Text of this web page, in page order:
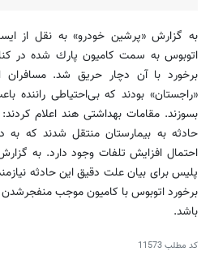
به گزارش «پرشین خودرو» به نقل از
اتوبوس به سمت كامیون پارك شده در
برخورد با آن دچار حریق شد.
بسوزند. مقامات بهداشتی هند اعلام
حادثه به بیمارستان منتقل شدند كه
پلیس برای بیان علت دقیق این حادثه
برخورد اتوبوس با كامیون موجب
باشد.
کد مطلب11573